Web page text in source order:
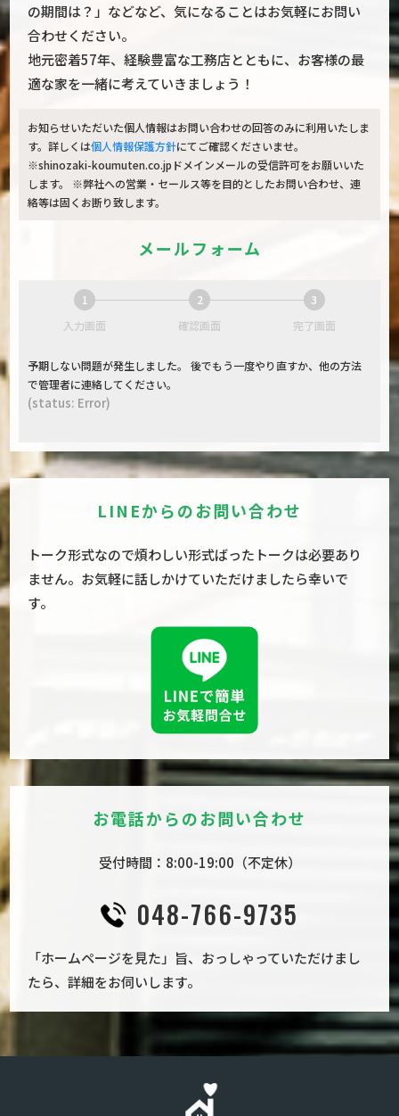
の期間は？」などなど、気になることはお気軽にお問い
合わせください。
地元密着57年、経験豊富な工務店とともに、お客様の最
適な家を一緒に考えていきましょう！
お知らせいただいた個人情報はお問い合わせの回答のみに利用いたしま
す。詳しくは個人情報保護方針にてご確認くださいませ。
※shinozaki-koumuten.co.jpドメインメールの受信許可をお願いいた
します。 ※弊社への営業・セールス等を目的としたお問い合わせ、連
絡等は固くお断り致します。
メールフォーム
1
入力画面現
表
示
さ
い
る
面
す。
2
確認画面現
表
い
る
面
す。
3
完了画面現
表
い
す。
予期しない問題が発生しました。 後でもう一度やり直すか、他の方法
で管理者に連絡してください。
(status: Error)
LINEからのお問い合わせ
トーク形式なので煩わしい形式ばったトークは必要あり
ません。お気軽に話しかけていただけましたら幸いで
す。
お電話からのお問い合わせ
受付時間：8:00-19:00（不定休）
048-766-9735
「ホームページを見た」旨、おっしゃっていただけまし
たら、詳細をお伺いします。